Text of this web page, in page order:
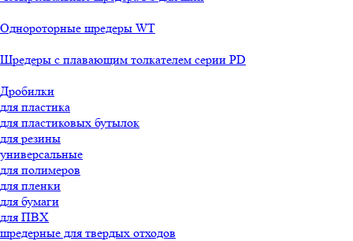
Однороторные шредеры WT
Шредеры с плавающим толкателем серии PD
Дробилки
для пластика
для пластиковых бутылок
для резины
универсальные
для полимеров
для пленки
для бумаги
для ПВХ
шредерные для твердых отходов